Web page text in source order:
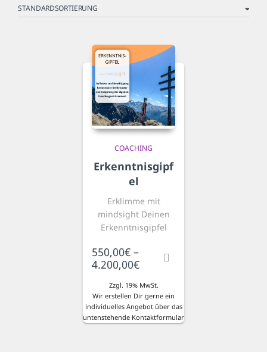
COACHING
Erkenntnisgipf
el
Erklimme mit
mindsight Deinen
Erkenntnisgipfel
550,00€ –
4.200,00€Preisspanne:
bis
4.200,00€
Zzgl. 19% MwSt.
Wir erstellen Dir gerne ein
individuelles Angebot über das
untenstehende Kontaktformular